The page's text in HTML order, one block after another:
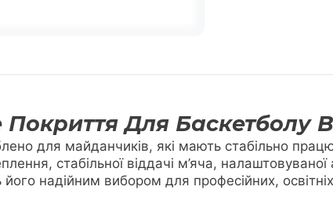
Покриття Для Баскетболу
для майданчиків, які мають стабільно
стабільної віддачі м’яча,
його надійним вибором для професійних,